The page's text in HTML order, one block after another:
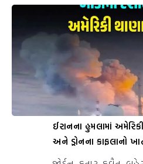
ઈરાનના હુમલામાં
અને ડ્રોનના કાફલાનો